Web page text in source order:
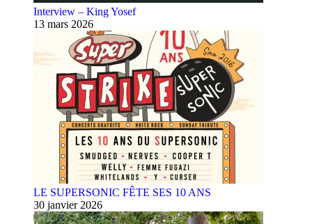
Interview – King Yosef
13 mars 2026
LE SUPERSONIC FÊTE SES 10 ANS
30 janvier 2026